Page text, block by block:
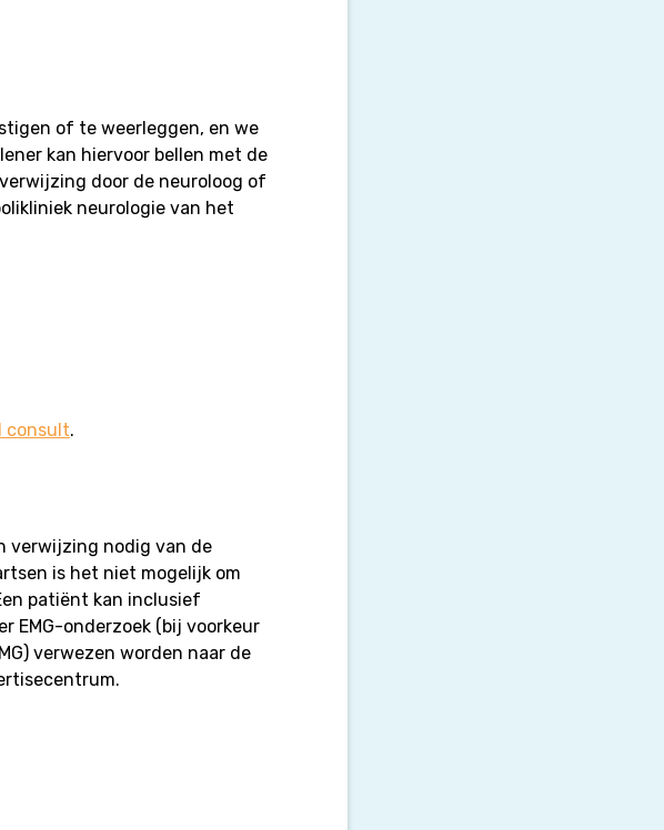
of te weerleggen, en we
kan hiervoor bellen met de
door de neuroloog of
neurologie van het
consult.
verwijzing nodig van de
is het niet mogelijk om
patiënt kan inclusief
EMG-onderzoek (bij voorkeur
verwezen worden naar de